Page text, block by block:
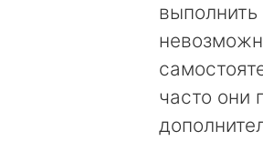
выполнить
часто они